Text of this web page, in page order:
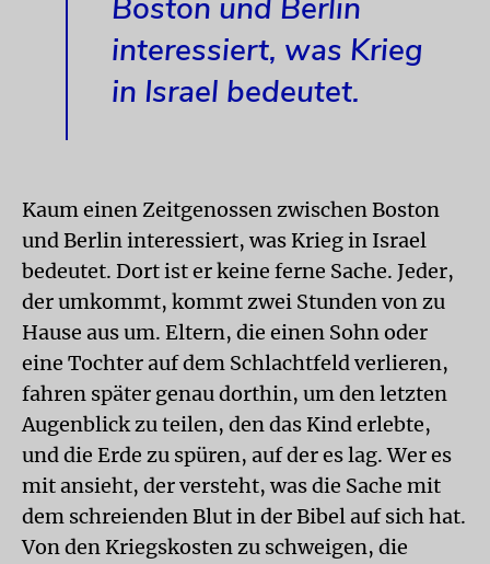
Boston und Berlin
interessiert, was Krieg
in Israel bedeutet.
Kaum einen Zeitgenossen zwischen Boston
und Berlin interessiert, was Krieg in Israel
bedeutet. Dort ist er keine ferne Sache. Jeder,
der umkommt, kommt zwei Stunden von zu
Hause aus um. Eltern, die einen Sohn oder
eine Tochter auf dem Schlachtfeld verlieren,
fahren später genau dorthin, um den letzten
Augenblick zu teilen, den das Kind erlebte,
und die Erde zu spüren, auf der es lag. Wer es
mit ansieht, der versteht, was die Sache mit
dem schreienden Blut in der Bibel auf sich hat.
Von den Kriegskosten zu schweigen, die